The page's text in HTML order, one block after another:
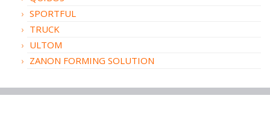
SPORTFUL
TRUCK
ULTOM
ZANON FORMING SOLUTION